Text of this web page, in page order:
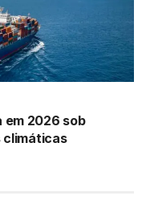
em 2026 sob
climáticas